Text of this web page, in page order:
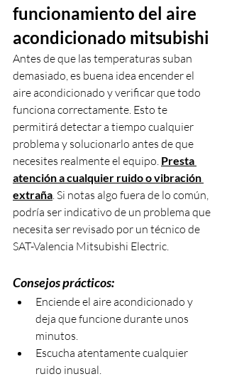
funcionamiento del aire
acondicionado mitsubishi
Antes de que las temperaturas suban
demasiado, es buena idea encender el
aire acondicionado y verificar que todo
funciona correctamente. Esto te
permitirá detectar a tiempo cualquier
problema y solucionarlo antes de que
necesites realmente el equipo. Presta
atención a cualquier ruido o vibración
extraña. Si notas algo fuera de lo común,
podría ser indicativo de un problema que
necesita ser revisado por un técnico de
SAT-Valencia Mitsubishi Electric.
Consejos prácticos:
Enciende el aire acondicionado y
deja que funcione durante unos
minutos.
Escucha atentamente cualquier
ruido inusual.